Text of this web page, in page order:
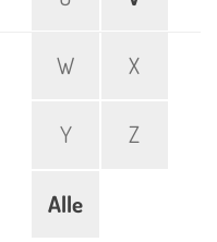
W X
Y Z
Alle